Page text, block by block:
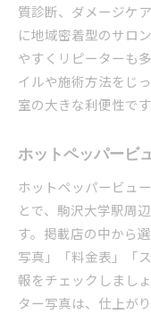
質診断、ダメージケ
に地域密着型のサロ
やすくリピーターも
イルや施術方法をじ
室の大きな利便性です
ホットペッパービ
ホットペッパービュ
とで、駒沢大学駅周
す。掲載店の中から
写真」「料金表」「
報をチェックしまし
ター写真は、仕上が